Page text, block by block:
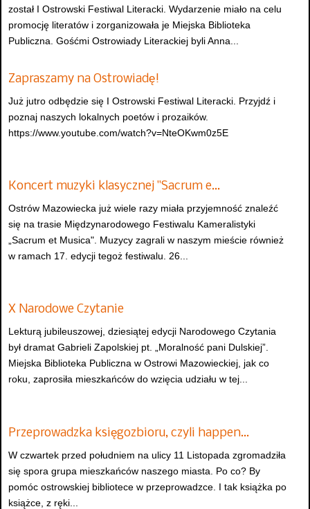
został I Ostrowski Festiwal Literacki. Wydarzenie miało na celu
promocję literatów i zorganizowała je Miejska Biblioteka
Publiczna. Gośćmi Ostrowiady Literackiej byli Anna...
Zapraszamy na Ostrowiadę!
Już jutro odbędzie się I Ostrowski Festiwal Literacki. Przyjdź i
poznaj naszych lokalnych poetów i prozaików.
https://www.youtube.com/watch?v=NteOKwm0z5E
Koncert muzyki klasycznej "Sacrum e…
Ostrów Mazowiecka już wiele razy miała przyjemność znaleźć
się na trasie Międzynarodowego Festiwalu Kameralistyki
„Sacrum et Musica". Muzycy zagrali w naszym mieście również
w ramach 17. edycji tegoż festiwalu. 26...
X Narodowe Czytanie
Lekturą jubileuszowej, dziesiątej edycji Narodowego Czytania
był dramat Gabrieli Zapolskiej pt. „Moralność pani Dulskiej”.
Miejska Biblioteka Publiczna w Ostrowi Mazowieckiej, jak co
roku, zaprosiła mieszkańców do wzięcia udziału w tej...
Przeprowadzka księgozbioru, czyli happen…
W czwartek przed południem na ulicy 11 Listopada zgromadziła
się spora grupa mieszkańców naszego miasta. Po co? By
pomóc ostrowskiej bibliotece w przeprowadzce. I tak książka po
książce, z ręki...